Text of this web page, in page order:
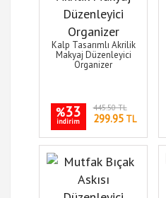
Kalp Tasarımlı Akrilik
Makyaj Düzenleyici
Organizer
%33
indirim
445.50 TL
299.95TL